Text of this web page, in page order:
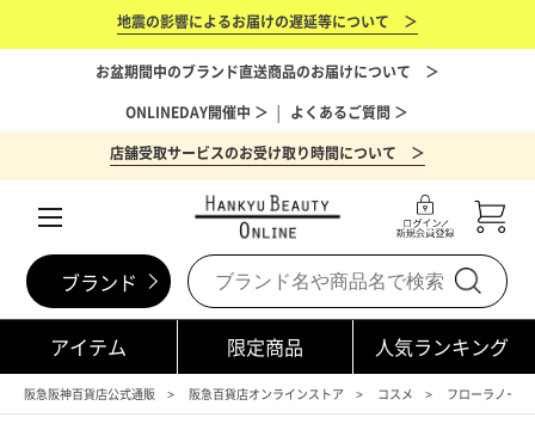
地震の影響によるお届けの遅延等について ＞
お盆期間中のブランド直送商品のお届けについて ＞
ONLINEDAY開催中 ＞ │ よくあるご質問 ＞
店舗受取サービスのお受け取り時間について ＞
ブランド
アイテム 限定商品 人気ランキング
阪急阪神百貨店公式通販 阪急百貨店オンラインストア コスメ フローラノー